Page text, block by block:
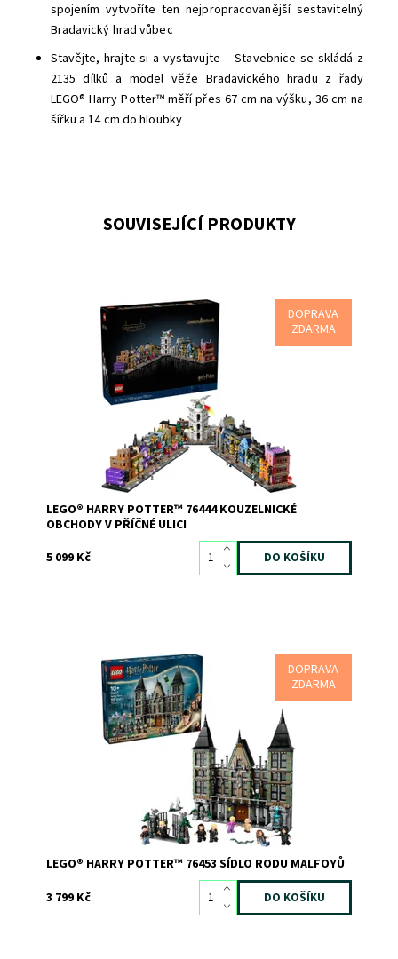
spojením vytvoříte ten nejpropracovanější sestavitelný
Bradavický hrad vůbec
Stavějte, hrajte si a vystavujte – Stavebnice se skládá z
2135 dílků a model věže Bradavického hradu z řady
LEGO® Harry Potter™ měří přes 67 cm na výšku, 36 cm na
šířku a 14 cm do hloubky
SOUVISEJÍCÍ PRODUKTY
DOPRAVA
ZDARMA
Postavte propracovaný exteriér a interiér Kratochvilných
kouzelnických kejklí, Gringottovy kouzelnické banky,
Děravého kotle a spousty dalších míst.
Dostupnost:
Skladem
1
12264
LEGO® HARRY POTTER™ 76444 KOUZELNICKÉ
OBCHODY V PŘÍČNÉ ULICI
5 099 Kč
DOPRAVA
ZDARMA
Pomozte Harrymu Potterovi utéct ze Sídla rodu Malfoyů
a velitelství lorda Voldemorta!
Dostupnost:
Skladem1
12267
LEGO® HARRY POTTER™ 76453 SÍDLO RODU MALFOYŮ
3 799 Kč